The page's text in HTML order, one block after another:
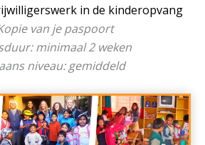
in de kinderopvang
van je paspoort
minimaal 2 weken
niveau: gemiddeld